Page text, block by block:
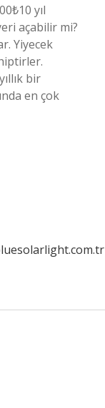
yıl
açabilir mi?
Yiyecek
bir
en çok